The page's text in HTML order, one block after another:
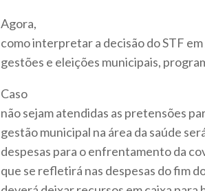
Agora,
como interpretar a decisão do STF
gestões e eleições municipais,
Caso
não sejam atendidas as pretensões
gestão municipal na área da saúde
despesas para o enfrentamento da
que se refletirá nas despesas do fim